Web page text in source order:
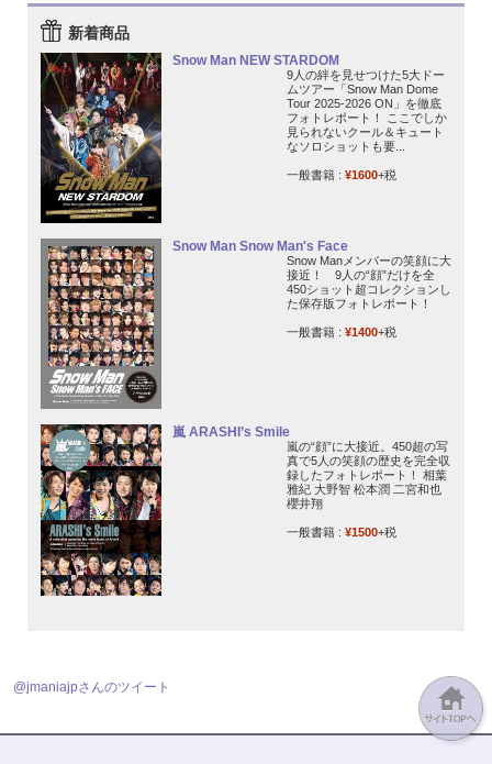
新着商品
Snow Man NEW STARDOM
9人の絆を見せつけた5大ドー
ムツアー「Snow Man Dome
Tour 2025-2026 ON」を徹底
フォトレポート！ ここでしか
見られないクール＆キュート
なソロショットも要...
一般書籍 : ¥1600+税
Snow Man Snow Man's Face
Snow Manメンバーの笑顔に大
接近！ 9人の“顔”だけを全
450ショット超コレクションし
た保存版フォトレポート！
一般書籍 : ¥1400+税
嵐 ARASHI’s Smile
嵐の“顔”に大接近。450超の写
真で5人の笑顔の歴史を完全収
録したフォトレポート！ 相葉
雅紀 大野智 松本潤 二宮和也
櫻井翔
一般書籍 : ¥1500+税
@jmaniajpさんのツイート